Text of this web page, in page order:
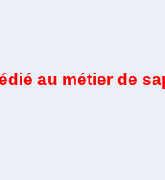
au métier de